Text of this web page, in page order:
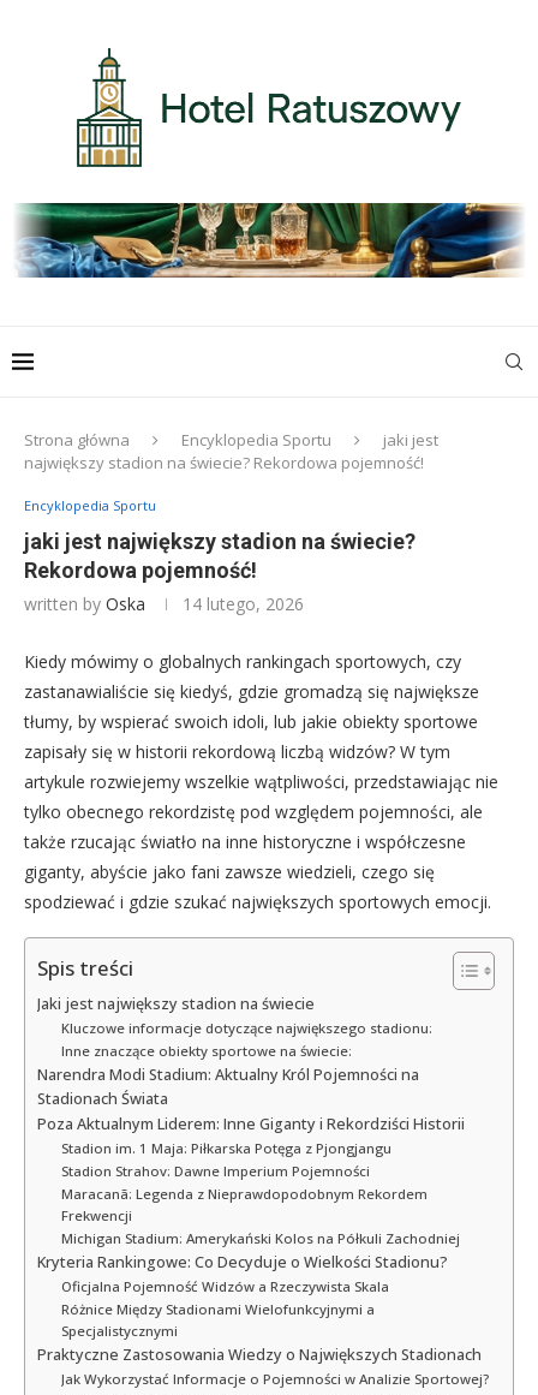
Strona główna Encyklopedia Sportu
jaki jest
największy stadion na świecie? Rekordowa pojemność!
Encyklopedia Sportu
jaki jest największy stadion na świecie?
Rekordowa pojemność!
written by Oska 14 lutego, 2026
Kiedy mówimy o globalnych rankingach sportowych, czy
zastanawialiście się kiedyś, gdzie gromadzą się największe
tłumy, by wspierać swoich idoli, lub jakie obiekty sportowe
zapisały się w historii rekordową liczbą widzów? W tym
artykule rozwiejemy wszelkie wątpliwości, przedstawiając nie
tylko obecnego rekordzistę pod względem pojemności, ale
także rzucając światło na inne historyczne i współczesne
giganty, abyście jako fani zawsze wiedzieli, czego się
spodziewać i gdzie szukać największych sportowych emocji.
Spis treści
Jaki jest największy stadion na świecie
Kluczowe informacje dotyczące największego stadionu:
Inne znaczące obiekty sportowe na świecie:
Narendra Modi Stadium: Aktualny Król Pojemności na
Stadionach Świata
Poza Aktualnym Liderem: Inne Giganty i Rekordziści Historii
Stadion im. 1 Maja: Piłkarska Potęga z Pjongjangu
Stadion Strahov: Dawne Imperium Pojemności
Maracanã: Legenda z Nieprawdopodobnym Rekordem
Frekwencji
Michigan Stadium: Amerykański Kolos na Półkuli Zachodniej
Kryteria Rankingowe: Co Decyduje o Wielkości Stadionu?
Oficjalna Pojemność Widzów a Rzeczywista Skala
Różnice Między Stadionami Wielofunkcyjnymi a
Specjalistycznymi
Praktyczne Zastosowania Wiedzy o Największych Stadionach
Jak Wykorzystać Informacje o Pojemności w Analizie Sportowej?